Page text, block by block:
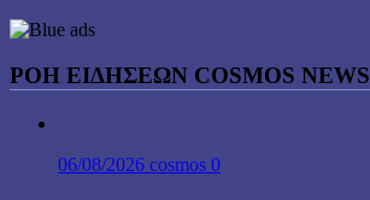
ΡΟΗ ΕΙΔΗΣΕΩΝ COSMOS NEWS
06/08/2026 cosmos 0